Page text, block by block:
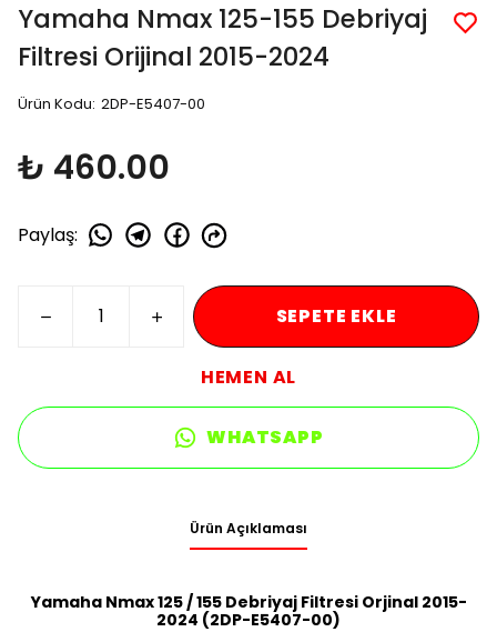
Yamaha Nmax 125-155 Debriyaj
Filtresi Orijinal 2015-2024
Ürün Kodu: 2DP-E5407-00
₺ 460.00
Paylaş:
SEPETE EKLE
HEMEN AL
WHATSAPP
Ürün Açıklaması
Yamaha Nmax 125 / 155 Debriyaj Filtresi Orjinal 2015-
2024 (2DP-E5407-00)